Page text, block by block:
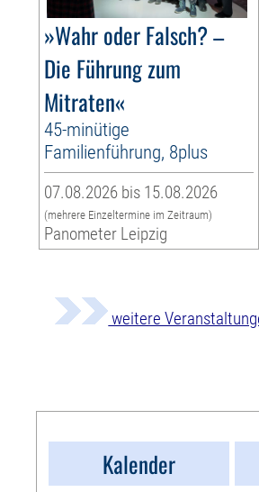
»Wahr oder Falsch? –
Die Führung zum
Mitraten«
45-minütige
Familienführung, 8plus
07.08.2026 bis 15.08.2026
(mehrere Einzeltermine im Zeitraum)
Panometer Leipzig
weitere
Kalender